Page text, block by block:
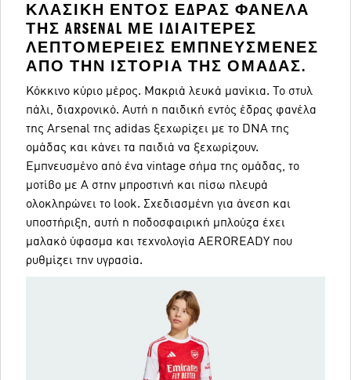
ΚΛΑΣΙΚΉ ΕΝΤΌΣ ΈΔΡΑΣ ΦΑΝΈΛΑ
ΤΗΣ ARSENAL ΜΕ ΙΔΙΑΊΤΕΡΕΣ
ΛΕΠΤΟΜΈΡΕΙΕΣ ΕΜΠΝΕΥΣΜΈΝΕΣ
ΑΠΌ ΤΗΝ ΙΣΤΟΡΊΑ ΤΗΣ ΟΜΆΔΑΣ.
Κόκκινο κύριο μέρος. Μακριά λευκά μανίκια. Το στυλ
πάλι, διαχρονικό. Αυτή η παιδική εντός έδρας φανέλα
της Arsenal της adidas ξεχωρίζει με το DNA της
ομάδας και κάνει τα παιδιά να ξεχωρίζουν.
Εμπνευσμένο από ένα vintage σήμα της ομάδας, το
μοτίβο με A στην μπροστινή και πίσω πλευρά
ολοκληρώνει το look. Σχεδιασμένη για άνεση και
υποστήριξη, αυτή η ποδοσφαιρική μπλούζα έχει
μαλακό ύφασμα και τεχνολογία AEROREADY που
ρυθμίζει την υγρασία.